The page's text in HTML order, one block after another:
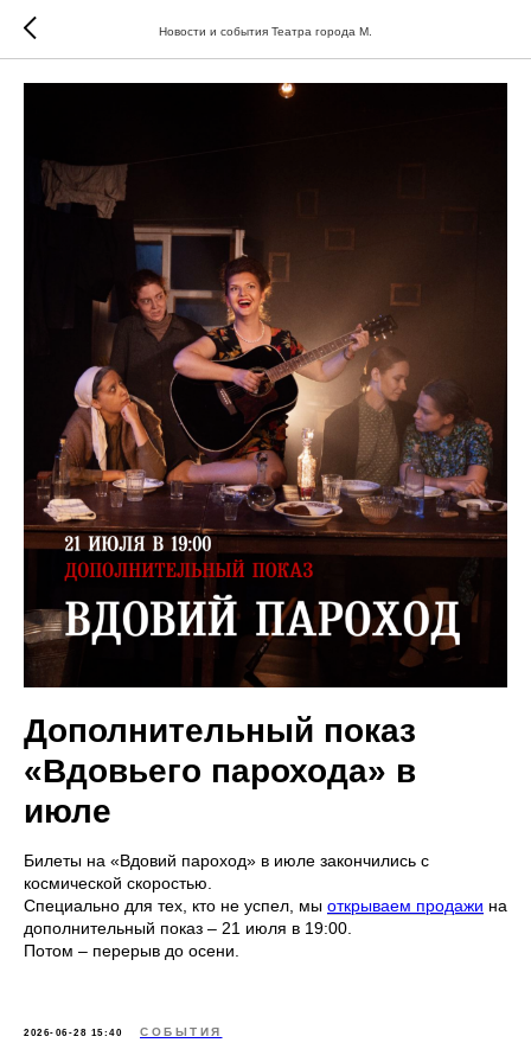
Новости и события Театра города М.
Дополнительный показ
«Вдовьего парохода» в
июле
Билеты на «Вдовий пароход» в июле закончились с
космической скоростью.
Специально для тех, кто не успел, мы открываем продажи на
дополнительный показ – 21 июля в 19:00.
Потом – перерыв до осени.
2026-06-28 15:40 СОБЫТИЯ